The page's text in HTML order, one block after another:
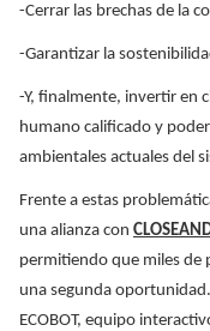
-Cerrar las brechas de la
-Garantizar la
-Y, finalmente, invertir en
humano calificado y
ambientales actuales del
Frente a estas
una alianza con
permitiendo que miles de
una segunda
ECOBOT, equipo